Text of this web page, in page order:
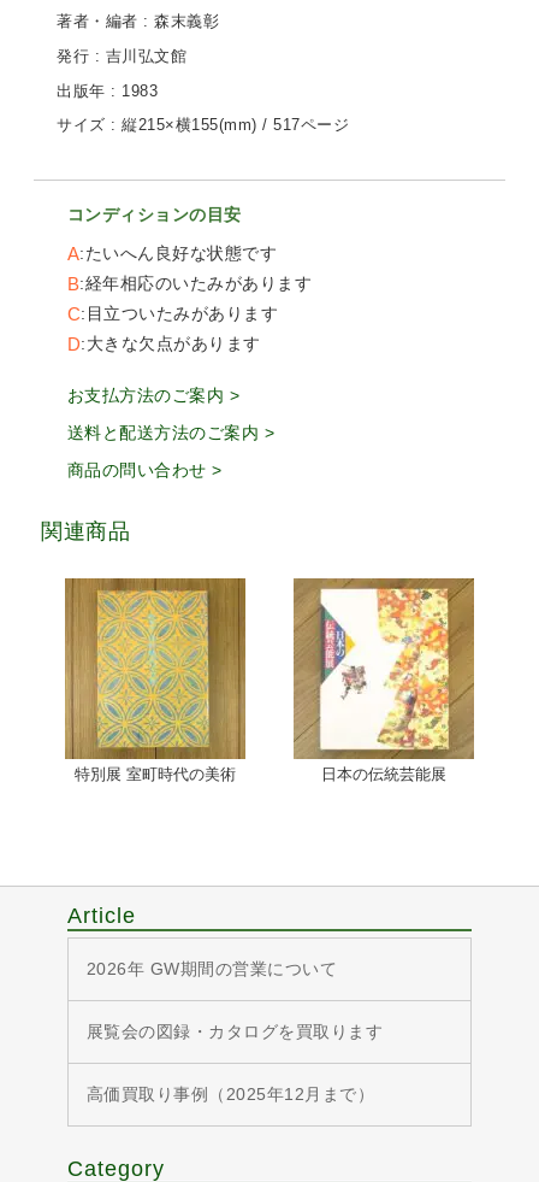
著者・編者 : 森末義彰
発行 : 吉川弘文館
出版年 : 1983
サイズ : 縦215×横155(mm) / 517ページ
コンディションの目安
A たいへん良好な状態です
B 経年相応のいたみがあります
C 目立ついたみがあります
D 大きな欠点があります
お支払方法のご案内 >
送料と配送方法のご案内 >
商品の問い合わせ >
関連商品
特別展 室町時代の美術 日本の伝統芸能展
Article
2026年 GW期間の営業について
展覧会の図録・カタログを買取ります
高価買取り事例（2025年12月まで）
Category